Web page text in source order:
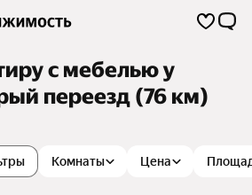
с мебелью у
переезд (76 км)
Комнаты Цена